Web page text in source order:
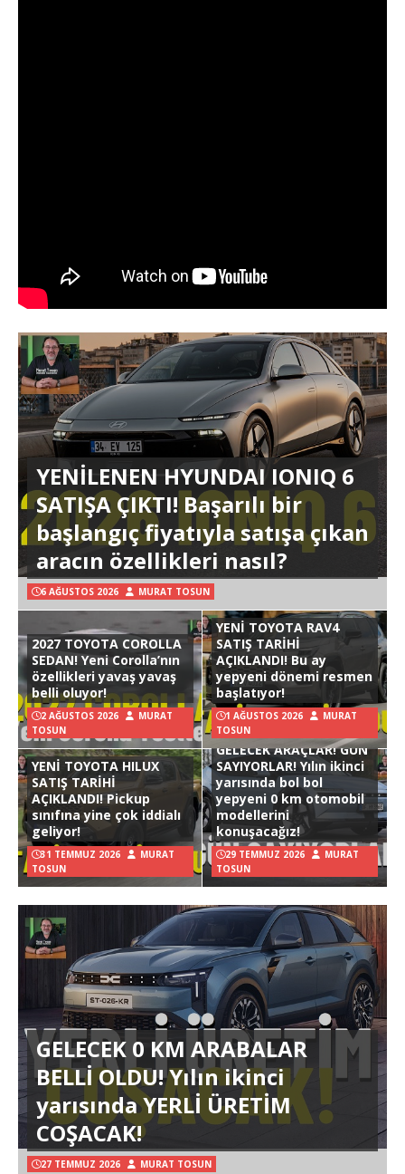
YENİLENEN HYUNDAI IONIQ 6
SATIŞA ÇIKTI! Başarılı bir
başlangıç fiyatıyla satışa çıkan
aracın özellikleri nasıl?
6 AĞUSTOS 2026 MURAT TOSUN
2027 TOYOTA COROLLA
SEDAN! Yeni Corolla’nın
özellikleri yavaş yavaş
belli oluyor!
2 AĞUSTOS 2026
MURAT
TOSUN
YENİ TOYOTA RAV4
SATIŞ TARİHİ
AÇIKLANDI! Bu ay
yepyeni dönemi resmen
başlatıyor!
1 AĞUSTOS 2026
MURAT
TOSUN
YENİ TOYOTA HILUX
SATIŞ TARİHİ
AÇIKLANDI! Pickup
sınıfına yine çok iddialı
geliyor!
31 TEMMUZ 2026
MURAT
TOSUN
GELECEK ARAÇLAR! GÜN
SAYIYORLAR! Yılın ikinci
yarısında bol bol
yepyeni 0 km otomobil
modellerini
konuşacağız!
29 TEMMUZ 2026
MURAT
TOSUN
GELECEK 0 KM ARABALAR
BELLİ OLDU! Yılın ikinci
yarısında YERLİ ÜRETİM
COŞACAK!
27 TEMMUZ 2026 MURAT TOSUN